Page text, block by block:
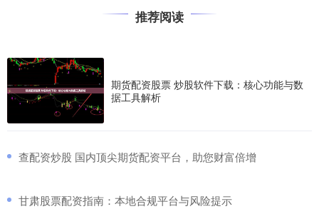
推荐阅读
期货配资股票 炒股软件下载：核心功能与数
据工具解析
​查配资炒股 国内顶尖期货配资平台，助您财富倍增
​甘肃股票配资指南：本地合规平台与风险提示